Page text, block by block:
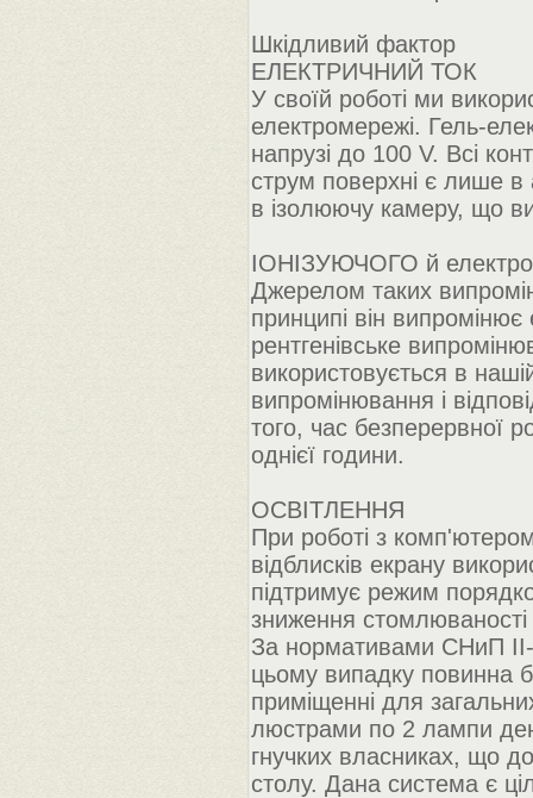
Шкідливий фактор
ЕЛЕКТРИЧНИЙ ТОК
У своїй роботі ми
електромережі. Гель-
напрузі до 100 V. Всі
струм поверхні є лише в
в ізолюючу камеру, що
ІОНІЗУЮЧОГО й
Джерелом таких
принципі він випромінює
рентгенівське
використовується в
випромінювання і
того, час безперервної
однієї години.
ОСВІТЛЕННЯ
При роботі з
відблисків екрану
підтримує режим
зниження
За нормативами СНиП II-
цьому випадку повинна
приміщенні для
люстрами по 2 лампи
гнучких власниках, що
столу. Дана система є